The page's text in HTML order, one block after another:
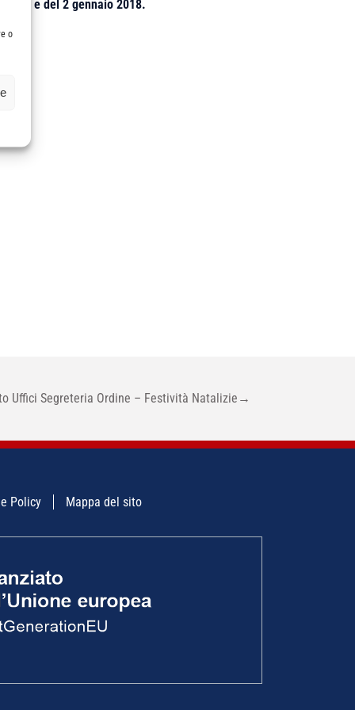
o
2017 e del 2 gennaio 2018.
Uffici Segreteria Ordine – Festività Natalizie →
Policy Mappa del sito